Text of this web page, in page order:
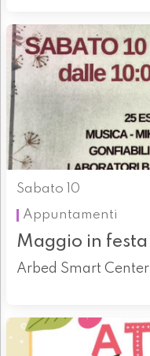
Sabato 10
Appuntamenti
Maggio in festa
Arbed Smart Center